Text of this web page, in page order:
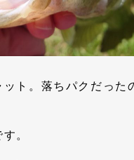
ト。落ちパクだった
。